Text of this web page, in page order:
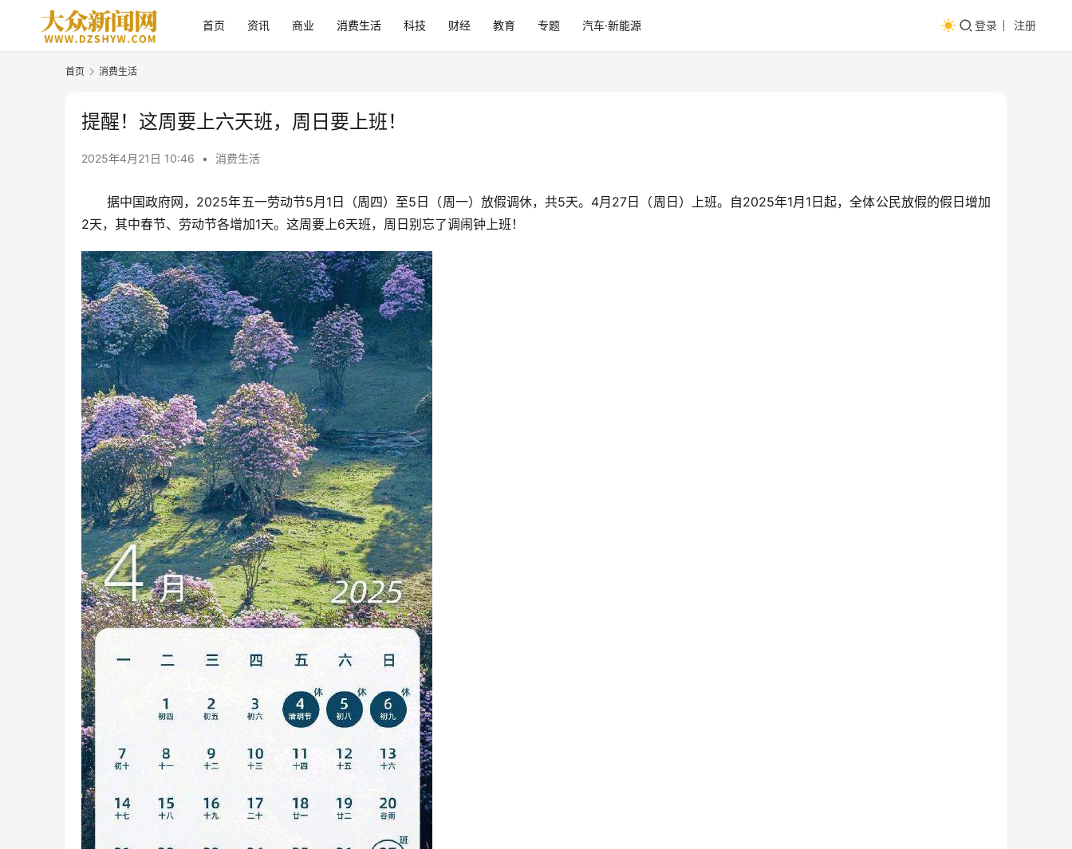
首页 资讯 商业 消费生活 科技 财经 教育 专题 汽车·新能源 登录 注册
首页 消费生活
提醒！这周要上六天班，周日要上班！
2025年4月21日 10:46 • 消费生活
据中国政府网，2025年五一劳动节5月1日（周四）至5日（周一）放假调休，共5天。4月27日（周日）上班。自2025年1月1日起，全体公民放假的假日增加
2天，其中春节、劳动节各增加1天。这周要上6天班，周日别忘了调闹钟上班！